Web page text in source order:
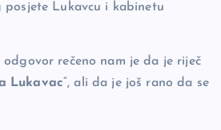
Lukavcu i kabinetu
rečeno nam je da je riječ
Lukavac“, ali da je još rano da se